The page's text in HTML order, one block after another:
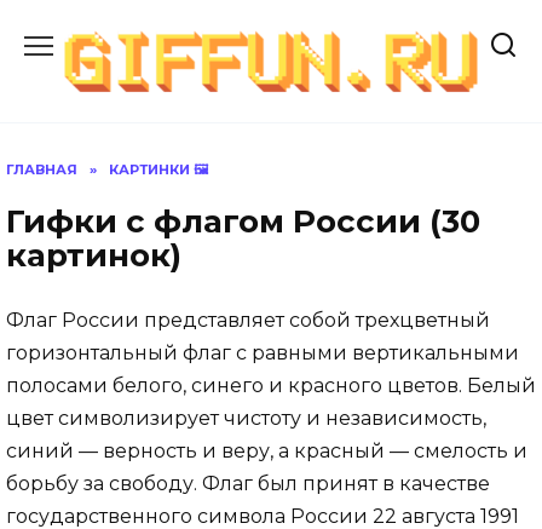
содержанию
ГЛАВНАЯ » КАРТИНКИ 🖼
Гифки с флагом России (30
картинок)
Флаг России представляет собой трехцветный
горизонтальный флаг с равными вертикальными
полосами белого, синего и красного цветов. Белый
цвет символизирует чистоту и независимость,
синий — верность и веру, а красный — смелость и
борьбу за свободу. Флаг был принят в качестве
государственного символа России 22 августа 1991